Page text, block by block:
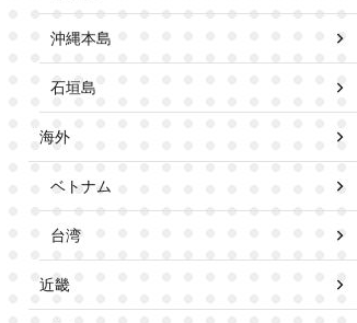
沖縄本島
石垣島
海外
ベトナム
台湾
近畿